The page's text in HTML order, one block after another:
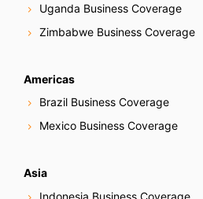
Uganda Business Coverage
Zimbabwe Business Coverage
Americas
Brazil Business Coverage
Mexico Business Coverage
Asia
Indonesia Business Coverage